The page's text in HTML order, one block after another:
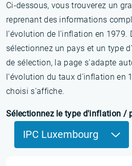
Ci-dessous, vous trouverez un
reprenant des informations
l’évolution de l'inflation en 1979.
sélectionnez un pays et un type
de sélection, la page s'adapte
l'évolution du taux d'inflation en
choisi s'affiche.
Sélectionnez le type d'inflation /
IPC Luxembourg